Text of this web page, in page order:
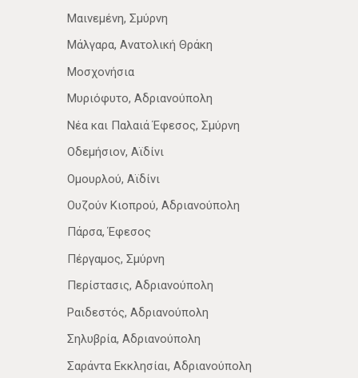
Μαινεμένη, Σμύρνη
Μάλγαρα, Ανατολική Θράκη
Μοσχονήσια
Μυριόφυτο, Αδριανούπολη
Νέα­ και Παλαιά Έφεσος, Σμύρνη
Οδεμήσιον, Αϊδίνι
Ομουρλού, Αϊδίνι
Ουζούν Κιοπρού, Αδριανούπολη
Πάρσα, Έφεσος
Πέργαμος, Σμύρνη
Περίστασις, Αδριανούπολη
Ραιδεστός, Αδριανούπολη
Σηλυβρία, Αδριανούπολη
Σαράντα Εκκλησίαι, Αδριανούπολη